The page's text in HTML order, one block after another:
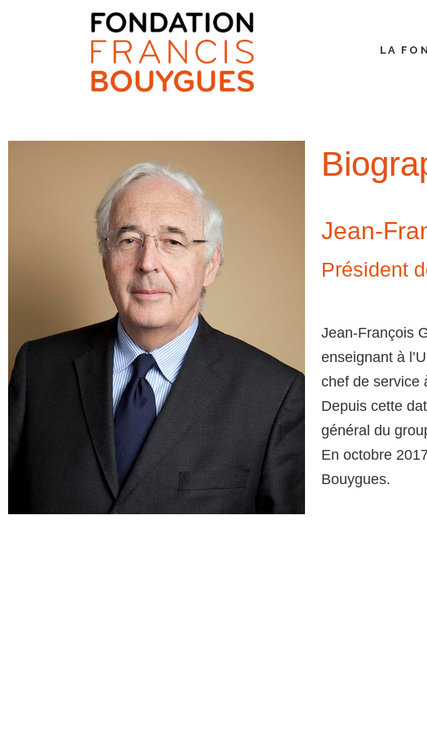
LA
Jean-
Président
Jean-François
enseignant à
chef de service
Depuis cette
général du
En octobre
Bouygues.